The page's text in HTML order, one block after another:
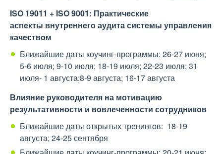
ISO 19011 + ISO 9001: Практические
аспекты внутреннего аудита системы управления
качеством
Ближайшие даты коучинг-программы: 26-27 июня;
5-6 июля; 9-10 июля; 18-19 июля; 22-23 июля; 31
июля- 1 августа;8-9 августа; 16-17 августа
Влияние руководителя на мотивацию
результативности и вовлеченности сотрудников
Ближайшие даты открытых тренингов: 18-19
августа; 24-25 сентября